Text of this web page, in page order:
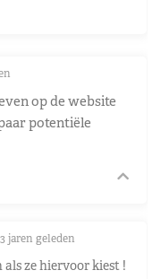
op de website
potentiële
3 jaren geleden
ze hiervoor kiest !